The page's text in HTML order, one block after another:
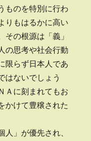
ものを特別に行わ
りもはるかに高い
の根源は「義」
の思考や社会行動
限らず日本人であ
はないでしょう
Ａに刻まれてもお
かけて豊穣された
」が優先され、